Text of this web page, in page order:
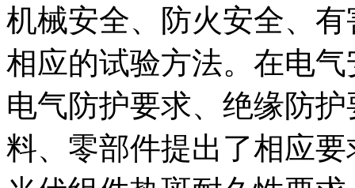
机械安全、防火安全、
相应的试验方法。在电
电气防护要求、绝缘防
料、零部件提出了相应